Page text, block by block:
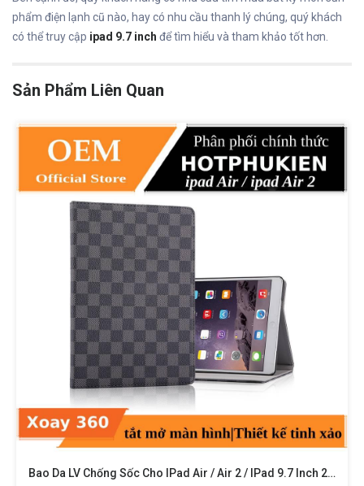
phẩm điện lạnh cũ nào, hay có nhu cầu thanh lý chúng, quý khách
có thể truy cập ipad 9.7 inch để tìm hiểu và tham khảo tốt hơn.
Sản Phẩm Liên Quan
Bao Da LV Chống Sốc Cho IPad Air / Air 2 / IPad 9.7 Inch 2017 / 2018 Xoay 360 Độ